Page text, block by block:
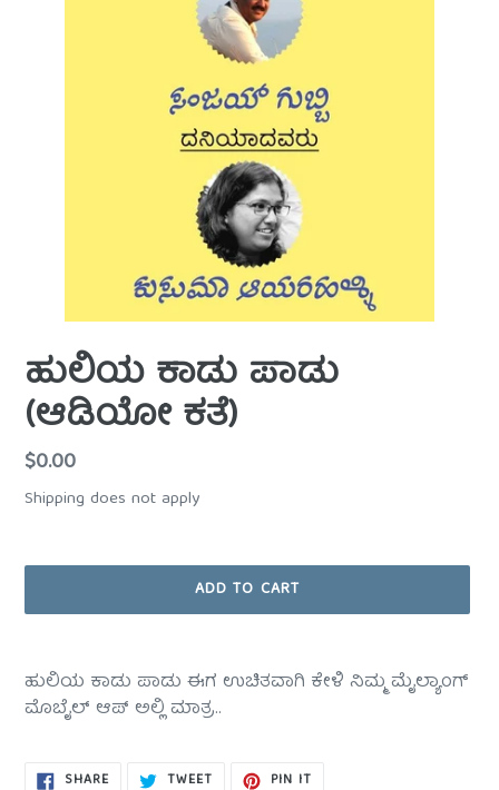
ಹುಲಿಯ ಕಾಡು ಪಾಡು
(ಆಡಿಯೋ ಕತೆ)
Regular
price
$0.00
Shipping does not apply
ADD TO CART
product
to
your
ಹುಲಿಯ ಕಾಡು ಪಾಡು ಈಗ ಉಚಿತವಾಗಿ ಕೇಳಿ ನಿಮ್ಮ ಮೈಲ್ಯಾಂಗ್
ಮೊಬೈಲ್ ಆಪ್ ಅಲ್ಲಿ ಮಾತ್ರ..
SHARESHARE TWEETTWEET PIN IT